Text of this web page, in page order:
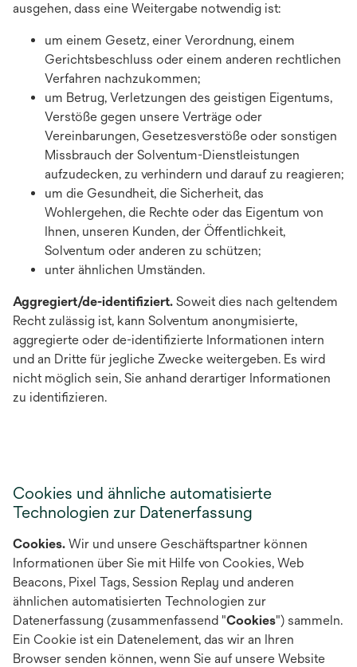
ausgehen, dass eine Weitergabe notwendig ist:
um einem Gesetz, einer Verordnung, einem
Gerichtsbeschluss oder einem anderen rechtlichen
Verfahren nachzukommen;
um Betrug, Verletzungen des geistigen Eigentums,
Verstöße gegen unsere Verträge oder
Vereinbarungen, Gesetzesverstöße oder sonstigen
Missbrauch der Solventum-Dienstleistungen
aufzudecken, zu verhindern und darauf zu reagieren;
um die Gesundheit, die Sicherheit, das
Wohlergehen, die Rechte oder das Eigentum von
Ihnen, unseren Kunden, der Öffentlichkeit,
Solventum oder anderen zu schützen;
unter ähnlichen Umständen.
Aggregiert/de-identifiziert. Soweit dies nach geltendem
Recht zulässig ist, kann Solventum anonymisierte,
aggregierte oder de-identifizierte Informationen intern
und an Dritte für jegliche Zwecke weitergeben. Es wird
nicht möglich sein, Sie anhand derartiger Informationen
zu identifizieren.
Cookies und ähnliche automatisierte
Technologien zur Datenerfassung
Cookies. Wir und unsere Geschäftspartner können
Informationen über Sie mit Hilfe von Cookies, Web
Beacons, Pixel Tags, Session Replay und anderen
ähnlichen automatisierten Technologien zur
Datenerfassung (zusammenfassend "Cookies") sammeln.
Ein Cookie ist ein Datenelement, das wir an Ihren
Browser senden können, wenn Sie auf unsere Website